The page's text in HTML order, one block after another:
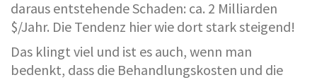
daraus entstehende Schaden: ca. 2 Milliarden
$/Jahr. Die Tendenz hier wie dort stark steigend!
Das klingt viel und ist es auch, wenn man
bedenkt, dass die Behandlungskosten und die